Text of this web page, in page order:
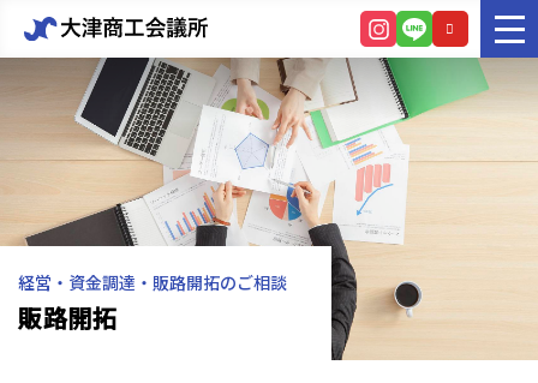
経営・資金調達・販路開拓のご相談
販路開拓